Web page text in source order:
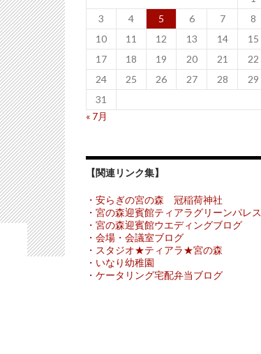
3
4 5 6 7 8
10
11 12 13 14 15
17
18 19 20 21 22
24
25 26 27 28 29
31
« 7月
【関連リンク集】
・安らぎの宮の森 冠稲荷神社
・宮の森迎賓館ティアラグリーンパレス
・宮の森迎賓館ウエディングブログ
・会場・会議室ブログ
・スタジオ★ティアラ★宮の森
・いなり幼稚園
・ケータリング宅配弁当ブログ